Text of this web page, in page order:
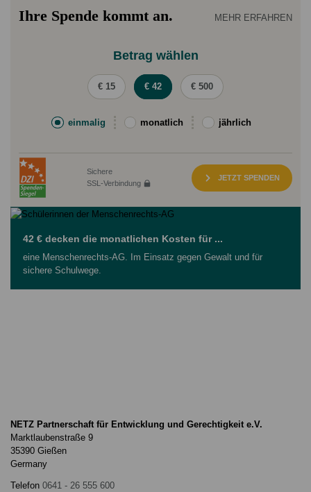
Ihre Spende kommt an. MEHR ERFAHREN
Betrag wählen
€ 15 € 42 € 500
einmalig monatlich jährlich
Sichere
SSL-Verbindung
JETZT SPENDEN
42 € decken die monatlichen Kosten für ...
eine Menschenrechts-AG. Im Einsatz gegen Gewalt und für
sichere Schulwege.
NETZ Partnerschaft für Entwicklung und Gerechtigkeit e.V.
Marktlaubenstraße 9
35390 Gießen
Germany
Telefon 0641 - 26 555 600